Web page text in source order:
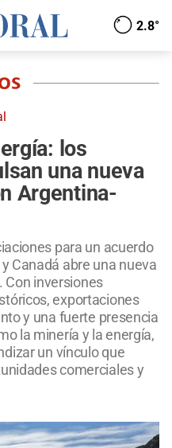
2.8°
los
una nueva
Argentina-
para un acuerdo
Canadá abre una nueva
Con inversiones
exportaciones
y una fuerte presencia
la minería y la energía,
un vínculo que
comerciales y